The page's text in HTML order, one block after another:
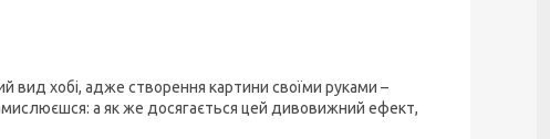
вид хобі, адже створення картини своїми руками –
а як же досягається цей дивовижний ефект,